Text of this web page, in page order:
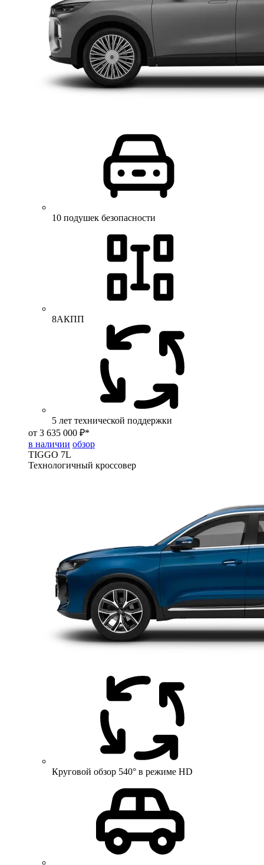
10 подушек безопасности
8АКПП
5 лет технической поддержки
от 3 635 000 ₽*
в наличии обзор
TIGGO 7L
Технологичный кроссовер
Круговой обзор 540° в режиме HD